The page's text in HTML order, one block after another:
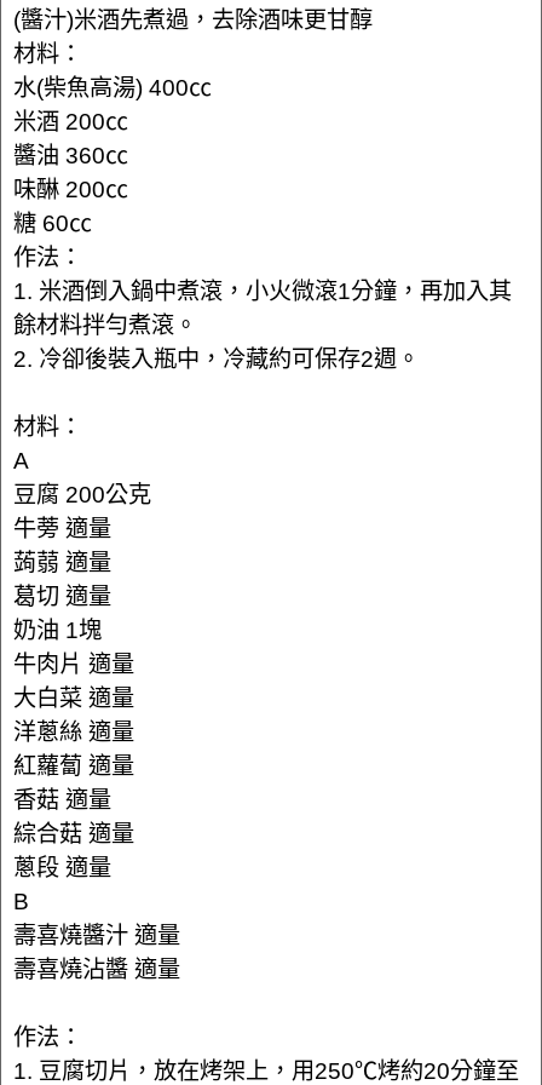
(醬汁)米酒先煮過，去除酒味更甘醇
材料：
水(柴魚高湯) 400㏄
米酒 200㏄
醬油 360㏄
味醂 200㏄
糖 60㏄
作法：
1. 米酒倒入鍋中煮滾，小火微滾1分鐘，再加入其
餘材料拌勻煮滾。
2. 冷卻後裝入瓶中，冷藏約可保存2週。
材料：
A
豆腐 200公克
牛蒡 適量
蒟蒻 適量
葛切 適量
奶油 1塊
牛肉片 適量
大白菜 適量
洋蔥絲 適量
紅蘿蔔 適量
香菇 適量
綜合菇 適量
蔥段 適量
B
壽喜燒醬汁 適量
壽喜燒沾醬 適量
作法：
1. 豆腐切片，放在烤架上，用250℃烤約20分鐘至